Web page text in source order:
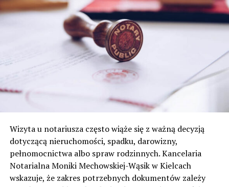
Wizyta u notariusza często wiąże się z ważną decyzją
dotyczącą nieruchomości, spadku, darowizny,
pełnomocnictwa albo spraw rodzinnych. Kancelaria
Notarialna Moniki Mechowskiej-Wąsik w Kielcach
wskazuje, że zakres potrzebnych dokumentów zależy